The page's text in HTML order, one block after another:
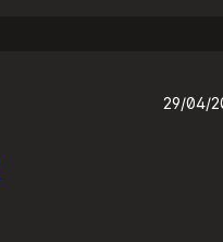
29/04/